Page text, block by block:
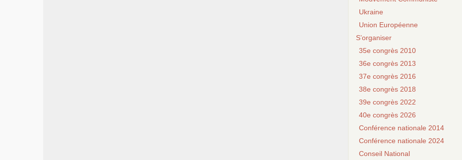
Ukraine
Union Européenne
S’organiser
35e congrès 2010
36e congrès 2013
37e congrès 2016
38e congrès 2018
39e congrès 2022
40e congrès 2026
Conférence nationale 2014
Conférence nationale 2024
Conseil National